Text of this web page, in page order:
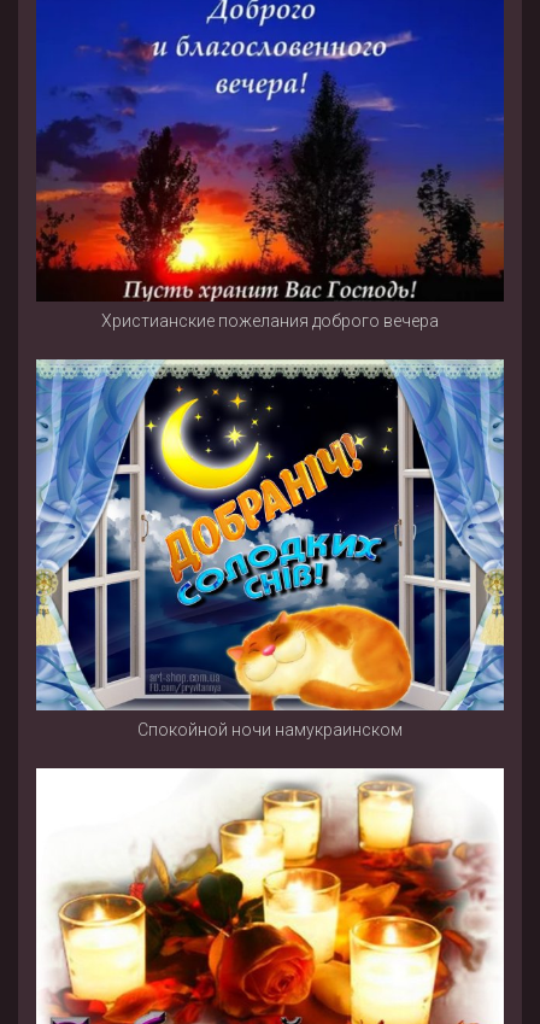
Христианские пожелания доброго вечера
Спокойной ночи намукраинском